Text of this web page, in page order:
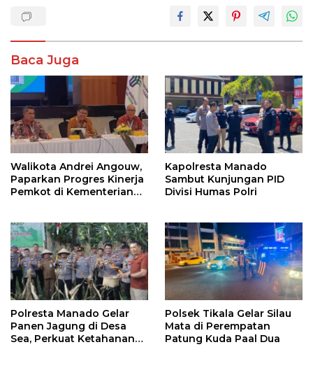
Baca Juga
Walikota Andrei Angouw,
Paparkan Progres Kinerja
Pemkot di Kementerian
Kapolresta Manado
Sambut Kunjungan PID
Divisi Humas Polri
Polresta Manado Gelar
Panen Jagung di Desa
Sea, Perkuat Ketahanan
Polsek Tikala Gelar Silau
Mata di Perempatan
Patung Kuda Paal Dua